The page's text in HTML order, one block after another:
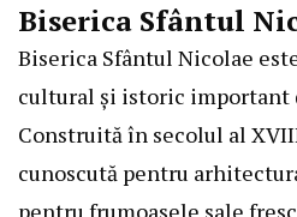
Biserica Sfântul
Biserica Sfântul Nicolae
cultural și istoric important
Construită în secolul al
cunoscută pentru